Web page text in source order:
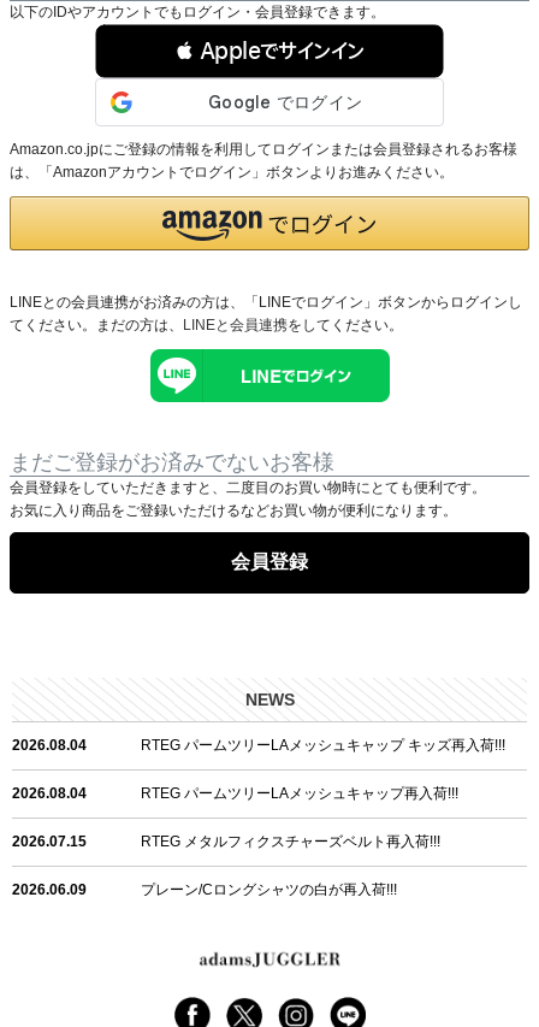
以下のIDやアカウントでもログイン・会員登録できます。
 Appleでサインイン
Amazon.co.jpにご登録の情報を利用してログインまたは会員登録されるお客様
は、「Amazonアカウントでログイン」ボタンよりお進みください。
LINEとの会員連携がお済みの方は、「LINEでログイン」ボタンからログインし
てください。まだの方は、 LINEと会員連携をしてください。
まだご登録がお済みでないお客様
会員登録をしていただきますと、二度目のお買い物時にとても便利です。
お気に入り商品をご登録いただけるなどお買い物が便利になります。
会員登録
NEWS
2026.08.04 RTEG パームツリーLAメッシュキャップ キッズ再入荷!!!
2026.08.04 RTEG パームツリーLAメッシュキャップ再入荷!!!
2026.07.15 RTEG メタルフィクスチャーズベルト再入荷!!!
2026.06.09 プレーン/Cロングシャツの白が再入荷!!!